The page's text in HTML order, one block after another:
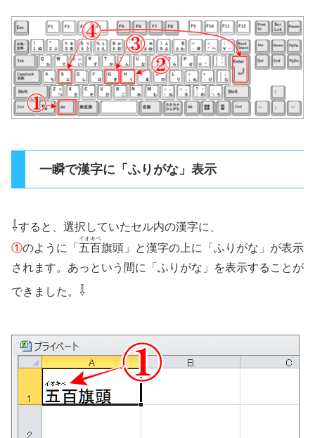
一瞬で漢字に「ふりがな」表示
⇩すると、選択していたセル内の漢字に、
①のように「 五百
イオキベ
旗頭」と漢字の上に「ふりがな」が表示
されます。あっという間に「ふりがな」を表示することが
できました。 ⇩